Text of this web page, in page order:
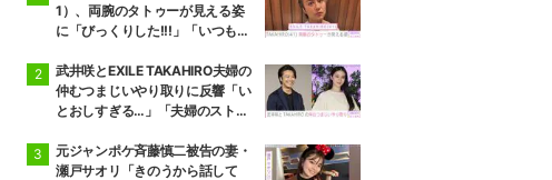
1）、両腕のタトゥーが見える姿
に「びっくりした!!!」「いつもと
の反響
武井咲とEXILE TAKAHIRO夫婦の
仲むつまじいやり取りに反響「い
とおしすぎる…」「夫婦のストー
元ジャンポケ斉藤慎二被告の妻・
瀬戸サオリ「きのうから話して